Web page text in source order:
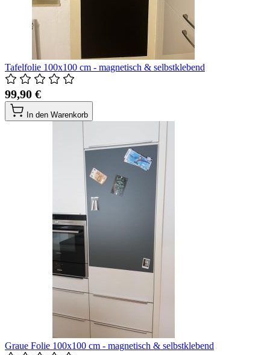
Tafelfolie 100x100 cm - magnetisch & selbstklebend
99,90 €
In den Warenkorb
Graue Folie 100x100 cm - magnetisch & selbstklebend